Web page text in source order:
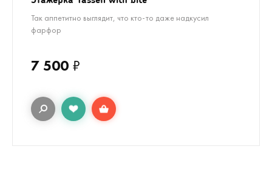
Так аппетитно выглядит, что кто-то даже надкусил
фарфор
7 500 ₽